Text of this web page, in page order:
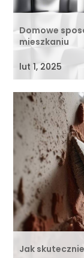
Domowe
mieszkaniu
lut 1, 2025
Jak